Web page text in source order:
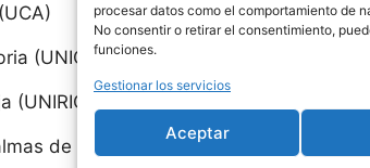
procesar datos como el comportamiento de
No consentir o retirar el consentimiento,
funciones.
Gestionar los servicios
Aceptar
Universidad de Málaga
Universidad Pablo de Olavide
Universidad de Sevilla
(UNICAN)
(UNIRIOJA)
de Gran Canaria (ULPGC)